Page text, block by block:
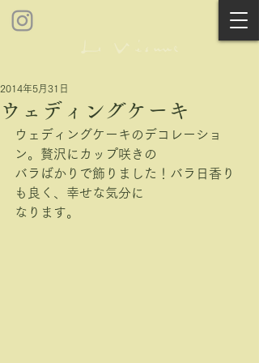
ウェディングケーキ
2014年5月31日
ウェディングケーキのデコレーショ
ン。贅沢にカップ咲きの
バラばかりで飾りました！バラ日香り
も良く、幸せな気分に
なります。